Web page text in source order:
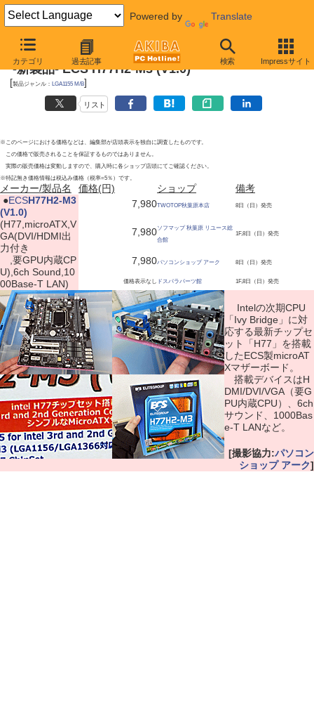
Powered by Translate
カテゴリ 過去記事 検索 Impressサイト
2012年4月7日
-新製品- ECS H77H2-M3 (V1.0)
[製品ジャンル： LGA1155 M/B]
リスト
※このページにおける価格などは、編集部が店頭表示を独自に調査したものです。
この価格で販売されることを保証するものではありません。
実際の販売価格は変動しますので、購入時に各ショップ店頭にてご確認ください。
※特記無き価格情報は税込み価格（税率=5％）です。
メーカー/製品名 価格(円) ショップ
備考
●ECSH77H2-M3
(V1.0)
(H77,microATX,V
GA(DVI/HDMI出
力付き
,要GPU内蔵CP
U),6ch Sound,10
00Base-T LAN)
7,980TWOTOP秋葉原本店 8日（日）発売
7,980ソフマップ 秋葉原 リユース総
合館
1F,8日（日）発売
7,980パソコンショップ アーク 8日（日）発売
価格表示なし ドスパラパーツ館 1F,8日（日）発売
Intelの次期CPU
「Ivy Bridge」に対
応する最新チップセ
ット「H77」を搭載
したECS製microAT
Xマザーボード。
搭載デバイスはH
DMI/DVI/VGA（要G
PU内蔵CPU）、6ch
サウンド、1000Bas
e-T LANなど。
[撮影協力:パソコン
ショップ アーク]